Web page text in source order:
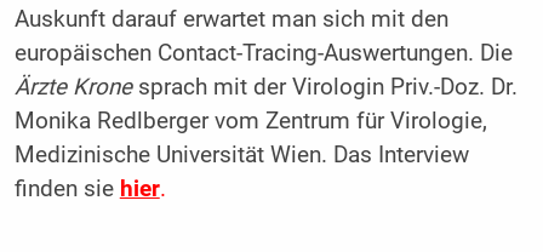
Auskunft darauf erwartet man sich mit den
europäischen Contact-Tracing-Auswertungen. Die
Ärzte Kronesprach mit der Virologin Priv.-Doz. Dr.
Monika Redlberger vom Zentrum für Virologie,
Medizinische Universität Wien. Das Interview
finden sie hier.